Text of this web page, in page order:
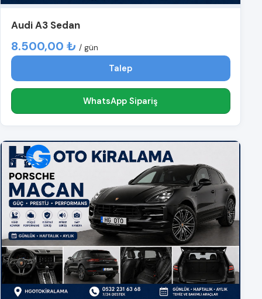
Audi A3 Sedan
8.500,00 ₺ / gün
Talep
WhatsApp Sipariş